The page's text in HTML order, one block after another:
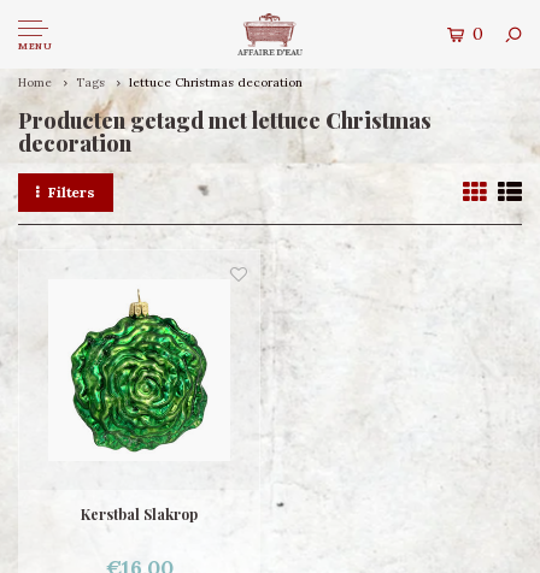
MENU
0
Home Tags lettuce Christmas decoration
Producten getagd met lettuce Christmas
decoration
Filters
Kerstbal Slakrop